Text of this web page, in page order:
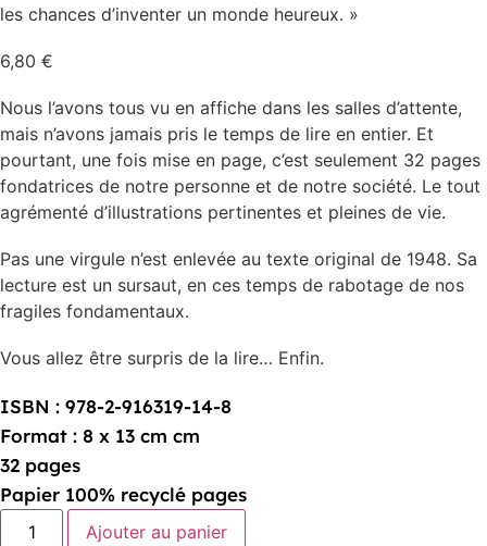
les chances d’inventer un monde heureux. »
6,80 €
Nous l’avons tous vu en affiche dans les salles d’attente,
mais n’avons jamais pris le temps de lire en entier. Et
pourtant, une fois mise en page, c’est seulement 32 pages
fondatrices de notre personne et de notre société. Le tout
agrémenté d’illustrations pertinentes et pleines de vie.
Pas une virgule n’est enlevée au texte original de 1948. Sa
lecture est un sursaut, en ces temps de rabotage de nos
fragiles fondamentaux.
Vous allez être surpris de la lire… Enfin.
ISBN : 978-2-916319-14-8
Format : 8 x 13 cm cm
32 pages
Papier 100% recyclé pages
Ajouter au panier